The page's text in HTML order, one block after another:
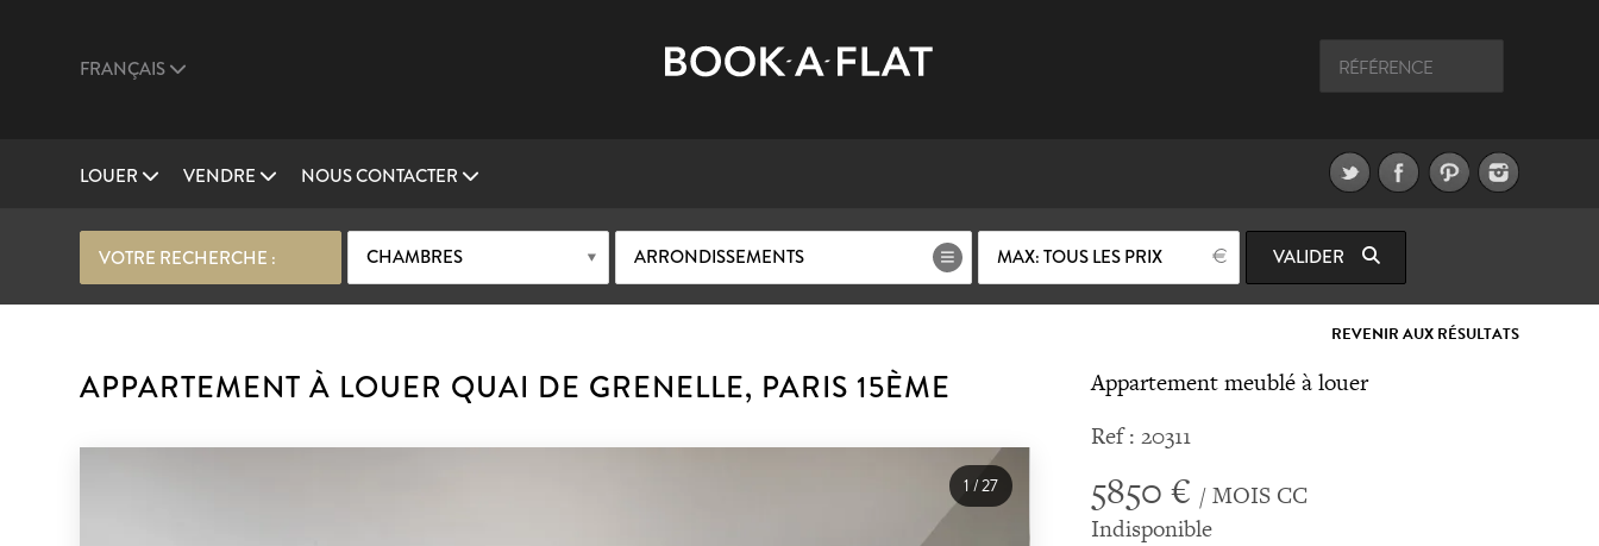
FRANÇAIS
LOUER VENDRE NOUS CONTACTER
VOTRE RECHERCHE : CHAMBRES ARRONDISSEMENTS MAX: TOUS LES PRIX VALIDER
REVENIR AUX RÉSULTATS
APPARTEMENT À LOUER QUAI DE GRENELLE, PARIS 15ÈME
1/27
Appartement meublé à louer
Ref : 20311
5850 € / MOIS CC
Indisponible